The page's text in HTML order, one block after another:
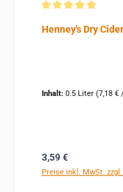
Henney's Dry
Inhalt: 0.5 Liter (7,18 €
Regulärer Preis:
3,59 €
Preise inkl. MwSt.